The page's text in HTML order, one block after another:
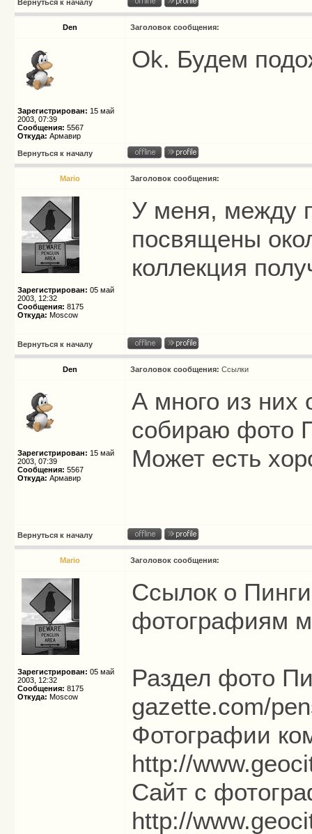
Вернуться к началу
Den Заголовок сообщения:
Зарегистрирован: 15 май
2003, 07:39
Сообщения: 5567
Откуда: Армавир
Ok. Будем
Вернуться к началу
Mario Заголовок сообщения:
Зарегистрирован: 05 май
2003, 12:32
Сообщения: 8175
Откуда: Moscow
У меня, между
посвящены
коллекция
Вернуться к началу
Den Заголовок сообщения: Ссылки
Зарегистрирован: 15 май
2003, 07:39
Сообщения: 5567
Откуда: Армавир
А много из них
собираю фото
Может есть
Вернуться к началу
Mario Заголовок сообщения:
Зарегистрирован: 05 май
2003, 12:32
Сообщения: 8175
Откуда: Moscow
Ссылок о
фотографиям
Раздел фото
gazette.com/
Фотографии
http://
Сайт с
http://